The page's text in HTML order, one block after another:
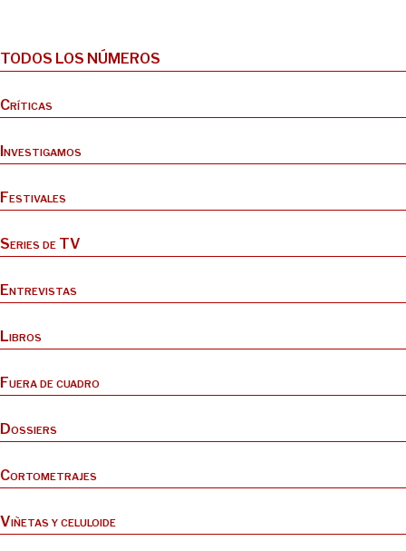
TODOS LOS NÚMEROS
Críticas
Investigamos
Festivales
Series de TV
Entrevistas
Libros
Fuera de cuadro
Dossiers
Cortometrajes
Viñetas y celuloide